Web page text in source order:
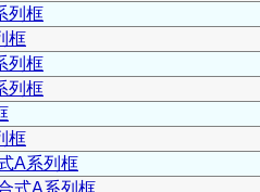
列框
框
列框
列框
框
A系列框